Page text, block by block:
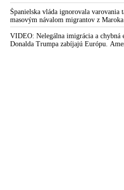
Španielska vláda ignorovala
masovým návalom migrantov z
správ preniklo do tejto španielskej
tisíc migrantov
VIDEO: Nelegálna imigrácia a chybná
Donalda Trumpa zabíjajú Európu.